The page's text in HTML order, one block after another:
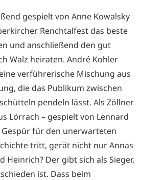
gespielt von Anne Kowalsky
Renchtalfest das beste
und anschließend den gut
Walz heiraten. André Kohler
verführerische Mischung aus
die das Publikum zwischen
pendeln lässt. Als Zöllner
Lörrach – gespielt von Lennard
für den unerwarteten
tritt, gerät nicht nur Annas
Heinrich? Der gibt sich als Sieger,
ist. Dass beim